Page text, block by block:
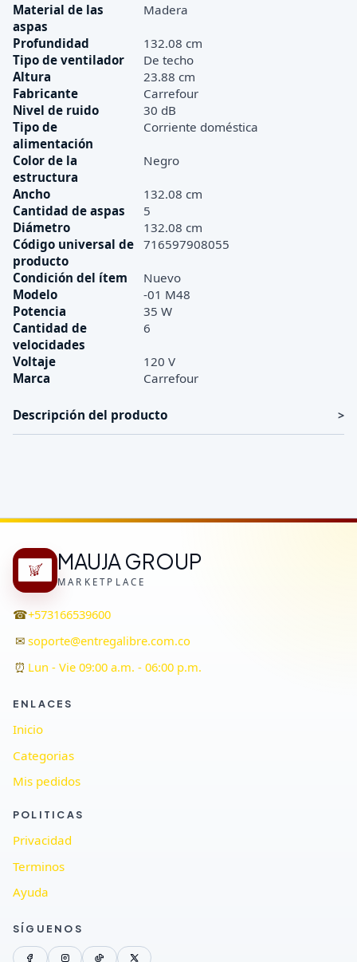
Material de las
aspas
Madera
Profundidad
132.08 cm
Tipo de ventilador
De techo
Altura
23.88 cm
Fabricante
Carrefour
Nivel de ruido
30 dB
Tipo de
alimentación
Corriente doméstica
Color de la
estructura
Negro
Ancho
132.08 cm
Cantidad de aspas
5
Diámetro
132.08 cm
Código universal de
producto
716597908055
Condición del ítem
Nuevo
Modelo
-01 M48
Potencia
35 W
Cantidad de
velocidades
6
Voltaje
120 V
Marca
Carrefour
Descripción del producto
MAUJA GROUP
MARKETPLACE
☎+573166539600
✉ soporte@entregalibre.com.co
⏰ Lun - Vie 09:00 a.m. - 06:00 p.m.
ENLACES
Inicio
Categorias
Mis pedidos
POLITICAS
Privacidad
Terminos
Ayuda
SÍGUENOS